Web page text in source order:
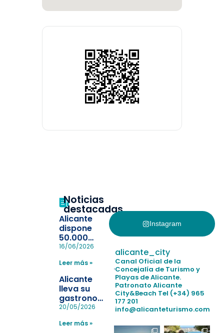
Noticias
destacadas
Alicante
dispone
50.000
pulseras
la
pérdida de niños
en las
playas y
realiza con
éxito un
simulacro de socorrismo
16/06/2026
Leer más »
Alicante
lleva su
gastronomía
a Madrid
reforzar el
20/05/2026
Leer más »
Instagram
alicante_city
Canal Oficial de la
Concejalía de Turismo y
Playas de Alicante.
Patronato Alicante
City&Beach Tel (+34) 965
177 201
info@alicanteturismo.com